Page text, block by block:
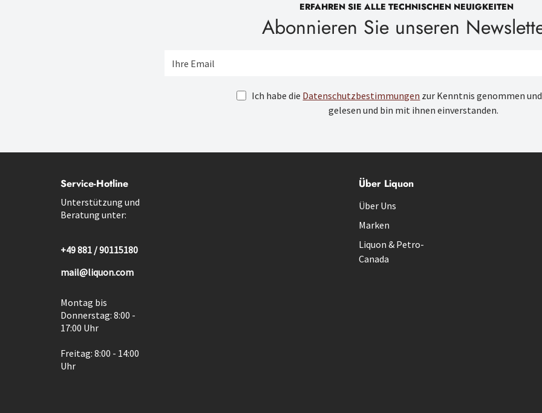
ERFAHREN SIE ALLE TECHNISCHEN NEUIGKEITEN
Abonnieren Sie unseren
Ich habe die Datenschutzbestimmungen zur Kenntnis genommen
gelesen und bin mit ihnen einverstanden.
Service-Hotline
Unterstützung und
Beratung unter:
+49 881 / 90115180
mail@liquon.com
Montag bis
Donnerstag: 8:00 -
17:00 Uhr
Freitag: 8:00 - 14:00
Uhr
Über Liquon
Über Uns
Marken
Liquon & Petro-
Canada